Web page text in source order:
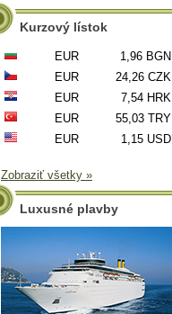
Kurzový lístok
EUR
1,96 BGN
EUR
24,26 CZK
EUR
7,54 HRK
EUR
55,03 TRY
EUR
1,15 USD
Zobraziť všetky »
Luxusné plavby